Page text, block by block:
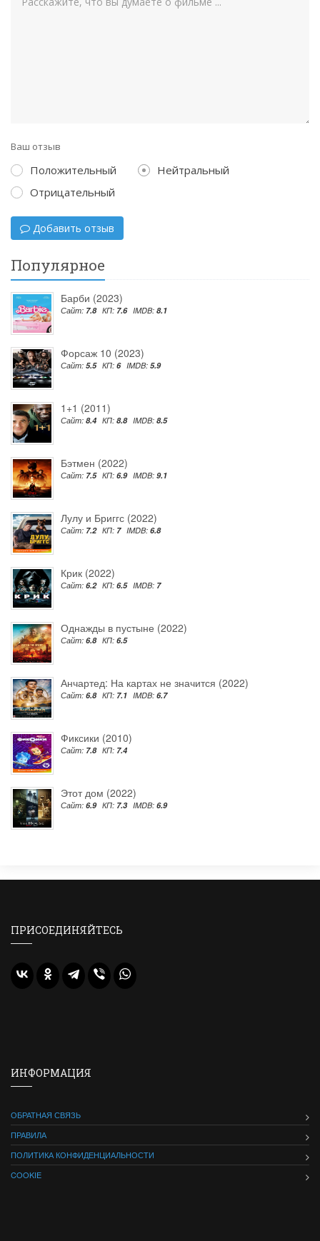
Ваш отзыв
Положительный
Нейтральный
Отрицательный
Добавить отзыв
Популярное
Барби (2023)
Сайт: 7.8 КП: 7.6 IMDB: 8.1
Форсаж 10 (2023)
Сайт: 5.5 КП: 6 IMDB: 5.9
1+1 (2011)
Сайт: 8.4 КП: 8.8 IMDB: 8.5
Бэтмен (2022)
Сайт: 7.5 КП: 6.9 IMDB: 9.1
Лулу и Бриггс (2022)
Сайт: 7.2 КП: 7 IMDB: 6.8
Крик (2022)
Сайт: 6.2 КП: 6.5 IMDB: 7
Однажды в пустыне (2022)
Сайт: 6.8 КП: 6.5
Анчартед: На картах не значится (2022)
Сайт: 6.8 КП: 7.1 IMDB: 6.7
Фиксики (2010)
Сайт: 7.8 КП: 7.4
Этот дом (2022)
Сайт: 6.9 КП: 7.3 IMDB: 6.9
ПРИСОЕДИНЯЙТЕСЬ
ИНФОРМАЦИЯ
ОБРАТНАЯ СВЯЗЬ
ПРАВИЛА
ПОЛИТИКА КОНФИДЕНЦИАЛЬНОСТИ
COOKIE